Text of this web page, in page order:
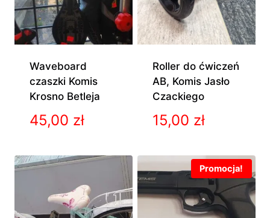
Waveboard
czaszki Komis
Krosno Betleja
45,00 zł
Roller do ćwiczeń
AB, Komis Jasło
Czackiego
15,00 zł
Promocja!